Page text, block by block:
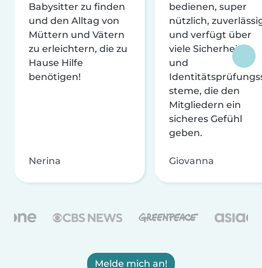
Babysitter zu finden
und den Alltag von
Müttern und Vätern
zu erleichtern, die zu
Hause Hilfe
benötigen!
Nerina
bedienen, super
nützlich,
und verfügt über
viele Sicherheits-
und
steme, die den
Mitgliedern ein
sicheres Gefühl
geben.
Giovanna
Melde mich an!